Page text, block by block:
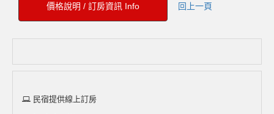
價格說明 / 訂房資訊 Info 回上一頁
民宿提供線上訂房